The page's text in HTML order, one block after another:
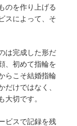
のを作り上げる
スによって、そ
は完成した形だ
、初めて指輪を
らこそ結婚指輪
だけではなく、
大切です。
ビスで記録を残